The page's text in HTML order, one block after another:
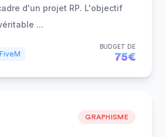
d'un projet RP. L'objectif
...
BUDGET DE
75€
GRAPHISME